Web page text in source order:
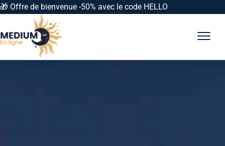
🎁 Offre de bienvenue -50% avec le code HELLO